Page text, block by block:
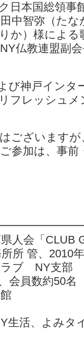
日本国総領事
中智弥（た
か）様による
仏教連盟副
び神戸イン
フレッシュ
ございます
参加は、事
会「CLUB
所 管、2010
ラブ NY支部
会員数約50名
生活、よみタ